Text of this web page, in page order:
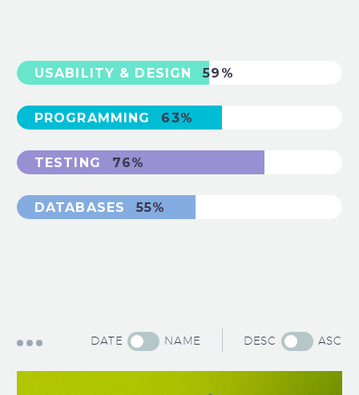
USABILITY & DESIGN 59%
PROGRAMMING 63%
TESTING 76%
DATABASES 55%
DATE NAME DESC ASC